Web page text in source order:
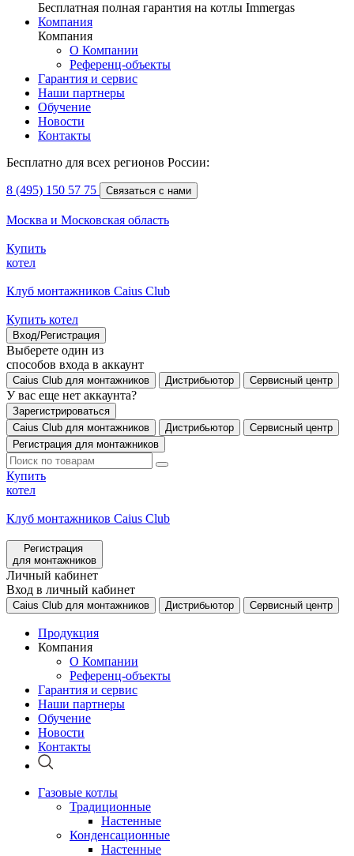
Бесплатная полная гарантия на котлы Immergas
Компания
Компания
О Компании
Референц-объекты
Гарантия и сервис
Наши партнеры
Обучение
Новости
Контакты
Бесплатно для всех регионов России:
8 (495) 150 57 75 Связаться с нами
Москва и Московская область
Купить
котел
Клуб монтажников Caius Club
Купить котел
Вход/Регистрация
Выберете один из
способов входа в аккаунт
Caius Club для монтажников Дистрибьютор Сервисный центр
У вас еще нет аккаунта?
Зарегистрироваться
Caius Club для монтажников
Дистрибьютор
Сервисный центр
Регистрация для монтажников
Купить
котел
Клуб монтажников Caius Club
Регистрация
для монтажников
Личный кабинет
Вход в личный кабинет
Caius Club для монтажников Дистрибьютор Сервисный центр
Продукция
Компания
О Компании
Референц-объекты
Гарантия и сервис
Наши партнеры
Обучение
Новости
Контакты
Газовые котлы
Традиционные
Настенные
Конденсационные
Настенные